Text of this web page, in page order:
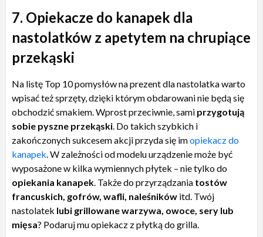
7. Opiekacze do kanapek dla
nastolatków z apetytem na chrupiące
przekąski
Na listę Top 10 pomysłów na prezent dla nastolatka warto
wpisać też sprzęty, dzięki którym obdarowani nie będą się
obchodzić smakiem. Wprost przeciwnie, sami przygotują
sobie pyszne przekąski . Do takich szybkich i
zakończonych sukcesem akcji przyda się imopiekacz do
kanapek . W zależności od modelu urządzenie może być
wyposażone w kilka wymiennych płytek – nie tylko do
opiekania kanapek . Także do przyrządzania tostów
francuskich, gofrów, wafli, naleśników itd. Twój
nastolatek lubi grillowane warzywa, owoce, sery lub
mięsa? Podaruj mu opiekacz z płytką do grilla.